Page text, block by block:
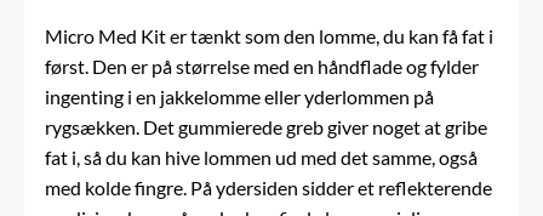
Micro Med Kit er tænkt som den lomme, du kan få fat i
først. Den er på størrelse med en håndflade og fylder
ingenting i en jakkelomme eller yderlommen på
rygsækken. Det gummierede greb giver noget at gribe
fat i, så du kan hive lommen ud med det samme, også
med kolde fingre. På ydersiden sidder et reflekterende